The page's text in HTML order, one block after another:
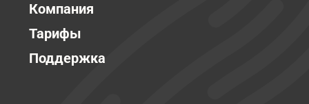
Компания
Тарифы
Поддержка